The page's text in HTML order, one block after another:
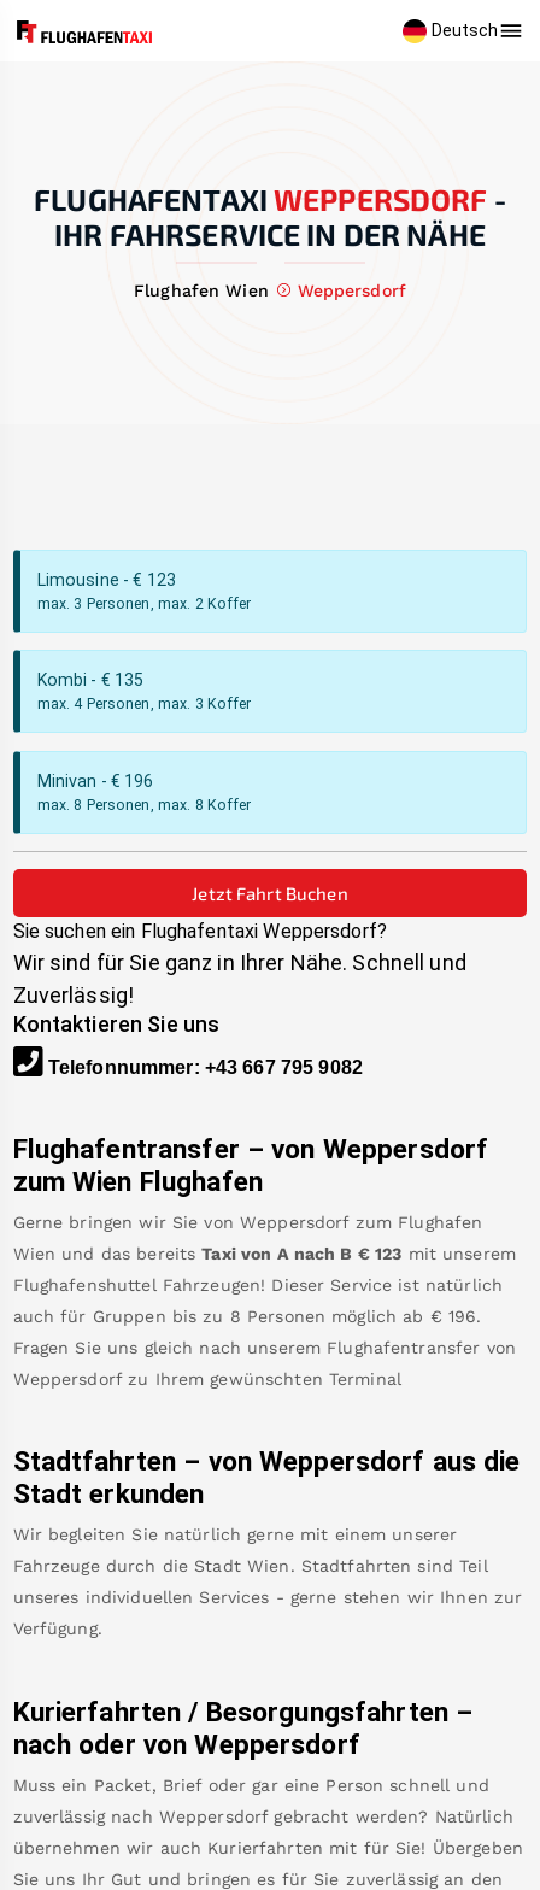
Deutsch
FLUGHAFENTAXI WEPPERSDORF -
IHR FAHRSERVICE IN DER NÄHE
Flughafen Wien Weppersdorf
Limousine - € 123
max. 3 Personen, max. 2 Koffer
Kombi - € 135
max. 4 Personen, max. 3 Koffer
Minivan - € 196
max. 8 Personen, max. 8 Koffer
Jetzt Fahrt Buchen
Sie suchen ein Flughafentaxi Weppersdorf?
Wir sind für Sie ganz in Ihrer Nähe. Schnell und
Zuverlässig!
Kontaktieren Sie uns
Telefonnummer: +43 667 795 9082
Flughafentransfer – von Weppersdorf
zum Wien Flughafen
Gerne bringen wir Sie von Weppersdorf zum Flughafen
Wien und das bereits Taxi von A nach B € 123 mit unserem
Flughafenshuttel Fahrzeugen! Dieser Service ist natürlich
auch für Gruppen bis zu 8 Personen möglich ab € 196.
Fragen Sie uns gleich nach unserem Flughafentransfer von
Weppersdorf zu Ihrem gewünschten Terminal
Stadtfahrten – von Weppersdorf aus die
Stadt erkunden
Wir begleiten Sie natürlich gerne mit einem unserer
Fahrzeuge durch die Stadt Wien. Stadtfahrten sind Teil
unseres individuellen Services - gerne stehen wir Ihnen zur
Verfügung.
Kurierfahrten / Besorgungsfahrten –
nach oder von Weppersdorf
Muss ein Packet, Brief oder gar eine Person schnell und
zuverlässig nach Weppersdorf gebracht werden? Natürlich
übernehmen wir auch Kurierfahrten mit für Sie! Übergeben
Sie uns Ihr Gut und bringen es für Sie zuverlässig an den